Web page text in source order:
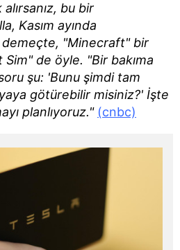
bu bir
Kasım ayında
"Minecraft" bir
de öyle. "Bir bakıma
şu: 'Bunu şimdi tam
götürebilir misiniz?' İşte
planlıyoruz." (cnbc)